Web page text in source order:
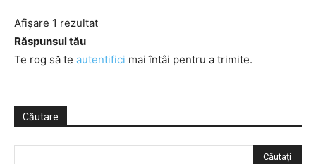
Afișare 1 rezultat
Răspunsul tău
Te rog să te autentifici mai întâi pentru a trimite.
Căutare